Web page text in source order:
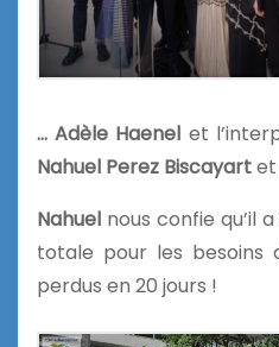
… Adèle Haenel et
Nahuel Perez Biscayartet
Nahuel nous confie qu’il
totale pour les
perdus en 20 jours !